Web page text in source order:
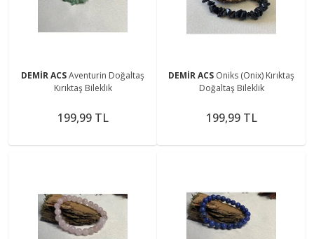
DEMİR ACSAventurin Doğaltaş
Kırıktaş Bileklik
199,99 TL
DEMİR ACS Oniks (Onix) Kırıktaş
Doğaltaş Bileklik
199,99 TL